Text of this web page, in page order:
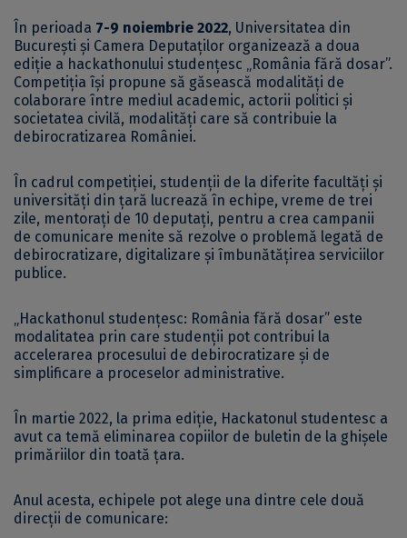
În perioada 7-9 noiembrie 2022, Universitatea din
București și Camera Deputaților organizează a doua
ediție a hackathonului studențesc „România fără dosar”.
Competiția își propune să găsească modalități de
colaborare între mediul academic, actorii politici și
societatea civilă, modalități care să contribuie la
debirocratizarea României.
În cadrul competiției, studenții de la diferite facultăți și
universități din țară lucrează în echipe, vreme de trei
zile, mentorați de 10 deputați, pentru a crea campanii
de comunicare menite să rezolve o problemă legată de
debirocratizare, digitalizare și îmbunătățirea serviciilor
publice.
„Hackathonul studențesc: România fără dosar” este
modalitatea prin care studenții pot contribui la
accelerarea procesului de debirocratizare și de
simplificare a proceselor administrative.
În martie 2022, la prima ediție, Hackatonul studentesc a
avut ca temă eliminarea copiilor de buletin de la ghișele
primăriilor din toată țara.
Anul acesta, echipele pot alege una dintre cele două
direcții de comunicare: